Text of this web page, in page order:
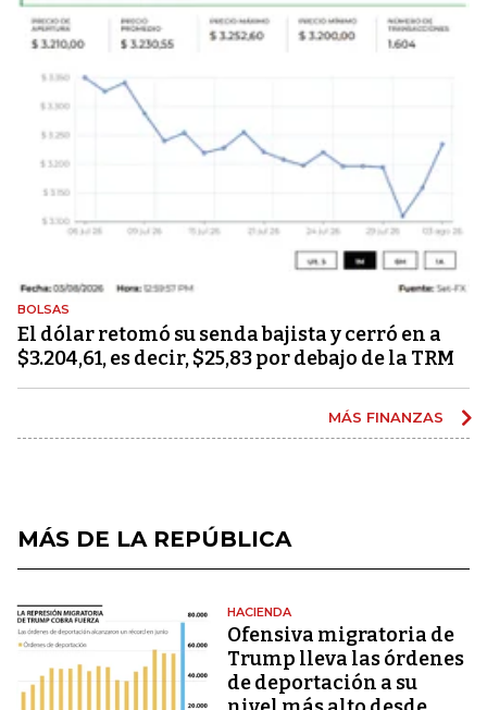
BOLSAS
El dólar retomó su senda bajista y cerró en a
$3.204,61, es decir, $25,83 por debajo de la TRM
MÁS FINANZAS
MÁS DE LA REPÚBLICA
HACIENDA
Ofensiva migratoria de
Trump lleva las órdenes
de deportación a su